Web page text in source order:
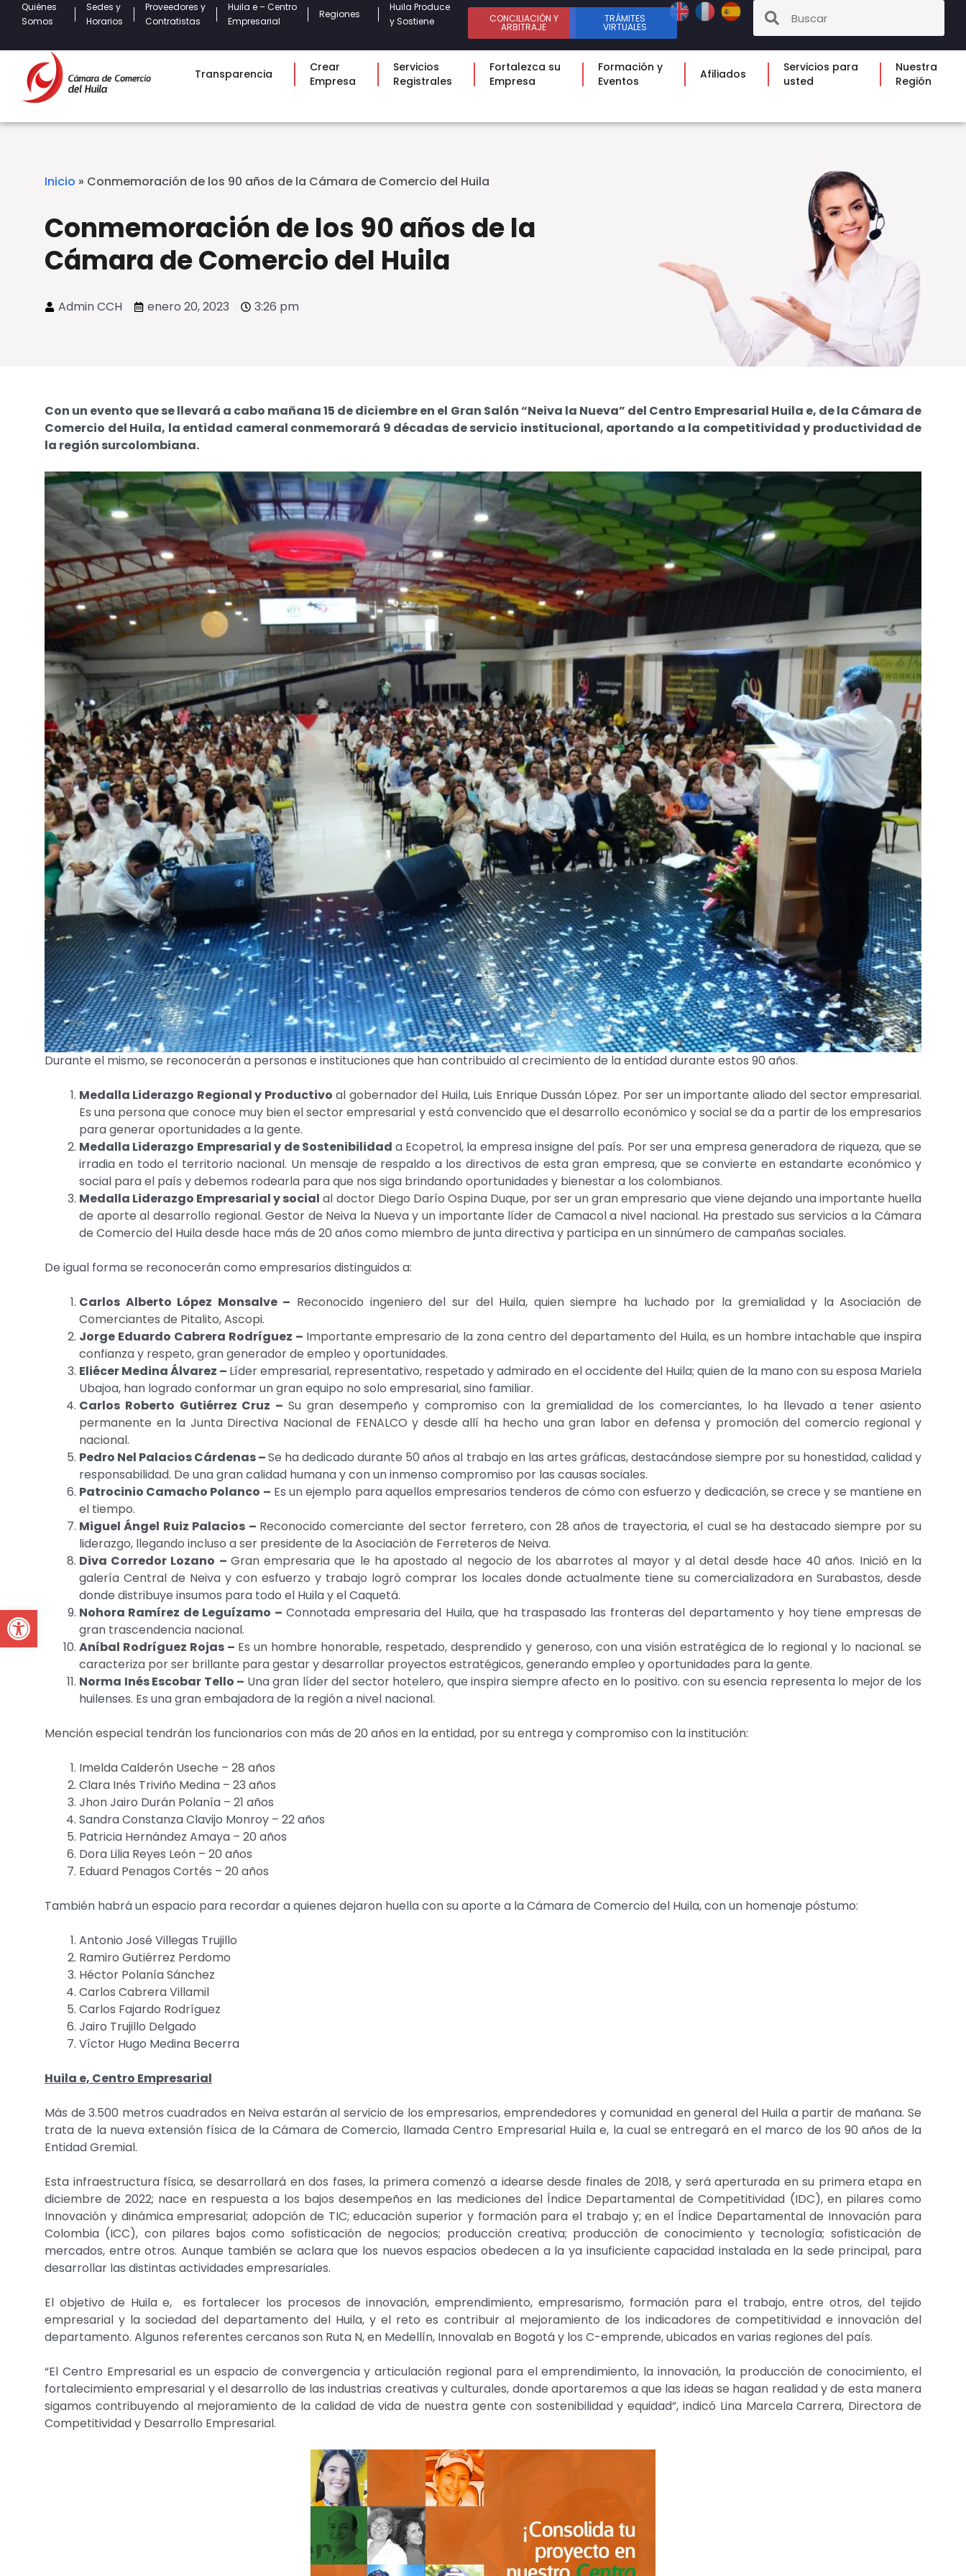
Open toolbar
Quiénes
Somos
Sedes y
Horarios
Proveedores y
Contratistas
Huila e – Centro
Empresarial
Regiones
Huila Produce
y Sostiene
CONCILIACIÓN Y
ARBITRAJE
TRÁMITES
VIRTUALES
Transparencia
Crear
Empresa
Servicios
Registrales
Fortalezca su
Empresa
Formación y
Eventos
Afiliados
Servicios para
usted
Nuestra
Región
Inicio » Conmemoración de los 90 años de la Cámara de Comercio del Huila
Conmemoración de los 90 años de la
Cámara de Comercio del Huila
Admin CCH enero 20, 2023 3:26 pm
Con un evento que se llevará a cabo mañana 15 de diciembre en el Gran Salón “Neiva la Nueva” del Centro Empresarial Huila e, de la Cámara de
Comercio del Huila, la entidad cameral conmemorará 9 décadas de servicio institucional, aportando a la competitividad y productividad de
la región surcolombiana.
Durante el mismo, se reconocerán a personas e instituciones que han contribuido al crecimiento de la entidad durante estos 90 años.
Medalla Liderazgo Regional y Productivo al gobernador del Huila, Luis Enrique Dussán López. Por ser un importante aliado del sector empresarial.
Es una persona que conoce muy bien el sector empresarial y está convencido que el desarrollo económico y social se da a partir de los empresarios
para generar oportunidades a la gente.
Medalla Liderazgo Empresarial y de Sostenibilidad a Ecopetrol, la empresa insigne del país. Por ser una empresa generadora de riqueza, que se
irradia en todo el territorio nacional. Un mensaje de respaldo a los directivos de esta gran empresa, que se convierte en estandarte económico y
social para el país y debemos rodearla para que nos siga brindando oportunidades y bienestar a los colombianos.
Medalla Liderazgo Empresarial y social al doctor Diego Darío Ospina Duque, por ser un gran empresario que viene dejando una importante huella
de aporte al desarrollo regional. Gestor de Neiva la Nueva y un importante líder de Camacol a nivel nacional. Ha prestado sus servicios a la Cámara
de Comercio del Huila desde hace más de 20 años como miembro de junta directiva y participa en un sinnúmero de campañas sociales.
De igual forma se reconocerán como empresarios distinguidos a:
Carlos Alberto López Monsalve – Reconocido ingeniero del sur del Huila, quien siempre ha luchado por la gremialidad y la Asociación de
Comerciantes de Pitalito, Ascopi.
Jorge Eduardo Cabrera Rodríguez – Importante empresario de la zona centro del departamento del Huila, es un hombre intachable que inspira
confianza y respeto, gran generador de empleo y oportunidades.
Eliécer Medina Álvarez – Líder empresarial, representativo, respetado y admirado en el occidente del Huila; quien de la mano con su esposa Mariela
Ubajoa, han logrado conformar un gran equipo no solo empresarial, sino familiar.
Carlos Roberto Gutiérrez Cruz –Su gran desempeño y compromiso con la gremialidad de los comerciantes, lo ha llevado a tener asiento
permanente en la Junta Directiva Nacional de FENALCO y desde allí ha hecho una gran labor en defensa y promoción del comercio regional y
nacional.
Pedro Nel Palacios Cárdenas –Se ha dedicado durante 50 años al trabajo en las artes gráficas, destacándose siempre por su honestidad, calidad y
responsabilidad. De una gran calidad humana y con un inmenso compromiso por las causas sociales.
Patrocinio Camacho Polanco – Es un ejemplo para aquellos empresarios tenderos de cómo con esfuerzo y dedicación, se crece y se mantiene en
el tiempo.
Miguel Ángel Ruiz Palacios – Reconocido comerciante del sector ferretero, con 28 años de trayectoria, el cual se ha destacado siempre por su
liderazgo, llegando incluso a ser presidente de la Asociación de Ferreteros de Neiva.
Diva Corredor Lozano – Gran empresaria que le ha apostado al negocio de los abarrotes al mayor y al detal desde hace 40 años. Inició en la
galería Central de Neiva y con esfuerzo y trabajo logró comprar los locales donde actualmente tiene su comercializadora en Surabastos, desde
donde distribuye insumos para todo el Huila y el Caquetá.
Nohora Ramírez de Leguízamo – Connotada empresaria del Huila, que ha traspasado las fronteras del departamento y hoy tiene empresas de
gran trascendencia nacional.
Aníbal Rodríguez Rojas – Es un hombre honorable, respetado, desprendido y generoso, con una visión estratégica de lo regional y lo nacional. se
caracteriza por ser brillante para gestar y desarrollar proyectos estratégicos, generando empleo y oportunidades para la gente.
Norma Inés Escobar Tello – Una gran líder del sector hotelero, que inspira siempre afecto en lo positivo. con su esencia representa lo mejor de los
huilenses. Es una gran embajadora de la región a nivel nacional.
Mención especial tendrán los funcionarios con más de 20 años en la entidad, por su entrega y compromiso con la institución:
Imelda Calderón Useche – 28 años
Clara Inés Triviño Medina – 23 años
Jhon Jairo Durán Polanía – 21 años
Sandra Constanza Clavijo Monroy – 22 años
Patricia Hernández Amaya – 20 años
Dora Lilia Reyes León – 20 años
Eduard Penagos Cortés – 20 años
También habrá un espacio para recordar a quienes dejaron huella con su aporte a la Cámara de Comercio del Huila, con un homenaje póstumo:
Antonio José Villegas Trujillo
Ramiro Gutiérrez Perdomo
Héctor Polanía Sánchez
Carlos Cabrera Villamil
Carlos Fajardo Rodríguez
Jairo Trujillo Delgado
Víctor Hugo Medina Becerra
Huila e, Centro Empresarial
Más de 3.500 metros cuadrados en Neiva estarán al servicio de los empresarios, emprendedores y comunidad en general del Huila a partir de mañana. Se
trata de la nueva extensión física de la Cámara de Comercio, llamada Centro Empresarial Huila e, la cual se entregará en el marco de los 90 años de la
Entidad Gremial.
Esta infraestructura física, se desarrollará en dos fases, la primera comenzó a idearse desde finales de 2018, y será aperturada en su primera etapa en
diciembre de 2022; nace en respuesta a los bajos desempeños en las mediciones del Índice Departamental de Competitividad (IDC), en pilares como
Innovación y dinámica empresarial; adopción de TIC; educación superior y formación para el trabajo y; en el Índice Departamental de Innovación para
Colombia (ICC), con pilares bajos como sofisticación de negocios; producción creativa; producción de conocimiento y tecnología; sofisticación de
mercados, entre otros. Aunque también se aclara que los nuevos espacios obedecen a la ya insuficiente capacidad instalada en la sede principal, para
desarrollar las distintas actividades empresariales.
El objetivo de Huila e, es fortalecer los procesos de innovación, emprendimiento, empresarismo, formación para el trabajo, entre otros, del tejido
empresarial y la sociedad del departamento del Huila, y el reto es contribuir al mejoramiento de los indicadores de competitividad e innovación del
departamento. Algunos referentes cercanos son Ruta N, en Medellín, Innovalab en Bogotá y los C-emprende, ubicados en varias regiones del país.
“El Centro Empresarial es un espacio de convergencia y articulación regional para el emprendimiento, la innovación, la producción de conocimiento, el
fortalecimiento empresarial y el desarrollo de las industrias creativas y culturales, donde aportaremos a que las ideas se hagan realidad y de esta manera
sigamos contribuyendo al mejoramiento de la calidad de vida de nuestra gente con sostenibilidad y equidad”, indicó Lina Marcela Carrera, Directora de
Competitividad y Desarrollo Empresarial.